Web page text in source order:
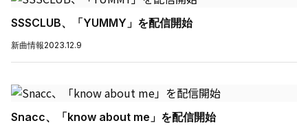
SSSCLUB、「YUMMY」を配信開始
新曲情報2023.12.9
Snacc、「know about me」を配信開始